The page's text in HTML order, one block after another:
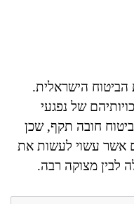
הביטוח הישראלית.
של נפגעי
חובה תקף, שכן
אשר עשוי לעשות את
לבין מצוקה רבה.